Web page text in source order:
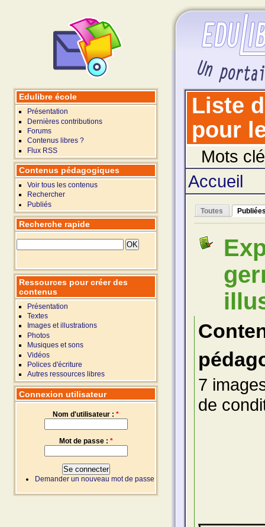
Liste
pour
Mots
Accueil
Toutes
7
de
Edulibre école
Présentation
Dernières contributions
Forums
Contenus libres ?
Flux RSS
Contenus pédagogiques
Voir tous les contenus
Rechercher
Publiés
Recherche rapide
Ressources pour créer des
contenus
Présentation
Textes
Images et illustrations
Photos
Musiques et sons
Vidéos
Polices d'écriture
Autres ressources libres
Connexion utilisateur
Nom d'utilisateur : *
Mot de passe : *
Demander un nouveau mot de passe